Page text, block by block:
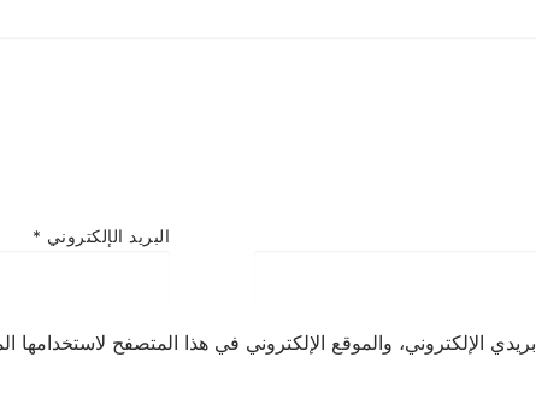
البريد الإلكتروني *
الإلكتروني، والموقع الإلكتروني في هذا المتصفح لاستخدامها